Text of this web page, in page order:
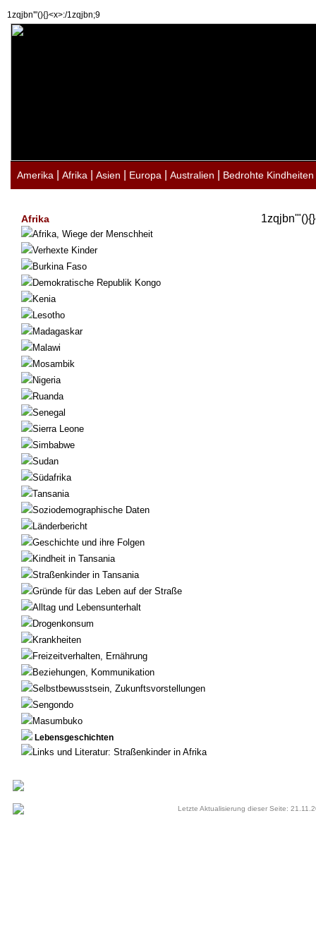
1zqjbn'"(){}<x>:/1zqjbn;9
Amerika Afrika Asien Europa Australien Bedrohte Kindheiten
Afrika
Afrika, Wiege der Menschheit
Verhexte Kinder
Burkina Faso
Demokratische Republik Kongo
Kenia
Lesotho
Madagaskar
Malawi
Mosambik
Nigeria
Ruanda
Senegal
Sierra Leone
Simbabwe
Sudan
Südafrika
Tansania
Soziodemographische Daten
Länderbericht
Geschichte und ihre Folgen
Kindheit in Tansania
Straßenkinder in Tansania
Gründe für das Leben auf der Straße
Alltag und Lebensunterhalt
Drogenkonsum
Krankheiten
Freizeitverhalten, Ernährung
Beziehungen, Kommunikation
Selbstbewusstsein, Zukunftsvorstellungen
Sengondo
Masumbuko
Lebensgeschichten
Links und Literatur: Straßenkinder in Afrika
Letzte Aktualisierung dieser Seite: